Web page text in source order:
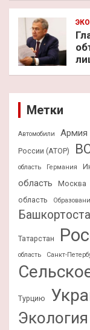
Метки
Автомобили
России (АТОР)
область
Германия
область
Москва
область
Татарстан
область
Санкт-
Турцию
Экология